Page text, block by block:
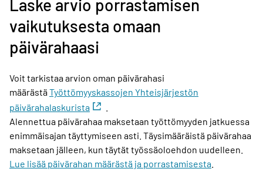
Laske arvio porrastamisen
vaikutuksesta omaan
päivärahaasi
Voit tarkistaa arvion oman päivärahasi
määrästäTyöttömyyskassojen Yhteisjärjestön
päivärahalaskurista
Alennettua päivärahaa maksetaan työttömyyden jatkuessa
enimmäisajan täyttymiseen asti. Täysimääräistä päivärahaa
maksetaan jälleen, kun täytät työssäoloehdon uudelleen.
Lue lisää päivärahan määrästä ja porrastamisesta